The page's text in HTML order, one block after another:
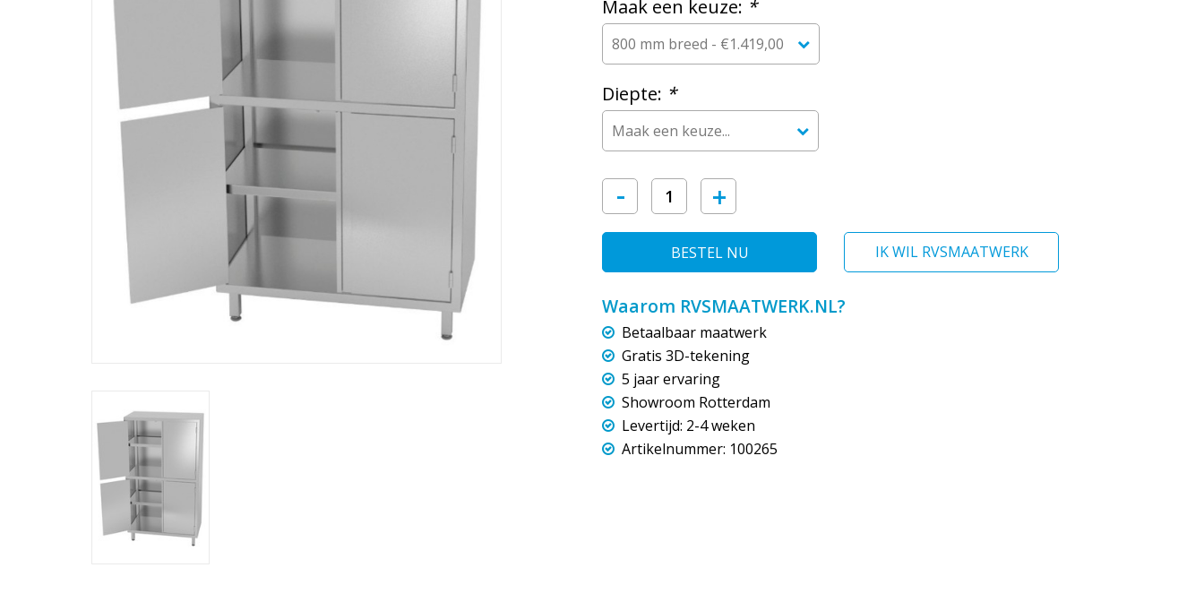
Maak een keuze: *
Diepte: *
- +
BESTEL NU IK WIL RVSMAATWERK
Waarom RVSMAATWERK.NL?
Betaalbaar maatwerk
Gratis 3D-tekening
5 jaar ervaring
Showroom Rotterdam
Levertijd: 2-4 weken
Artikelnummer: 100265